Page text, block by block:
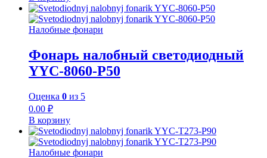
Налобные фонари
Фонарь налобный светодиодный
YYC-8060-P50
Оценка 0 из 5
0.00 ₽
В корзину
Налобные фонари